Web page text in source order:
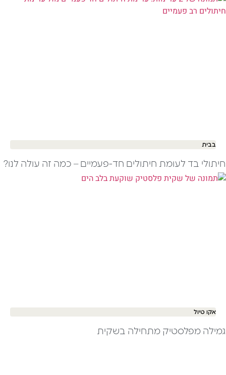
בבית
חיתולי בד לעומת חיתולים חד-פעמיים – כמה זה עולה לנו?
אקו טיול
גמילה מפלסטיק מתחילה בשקית